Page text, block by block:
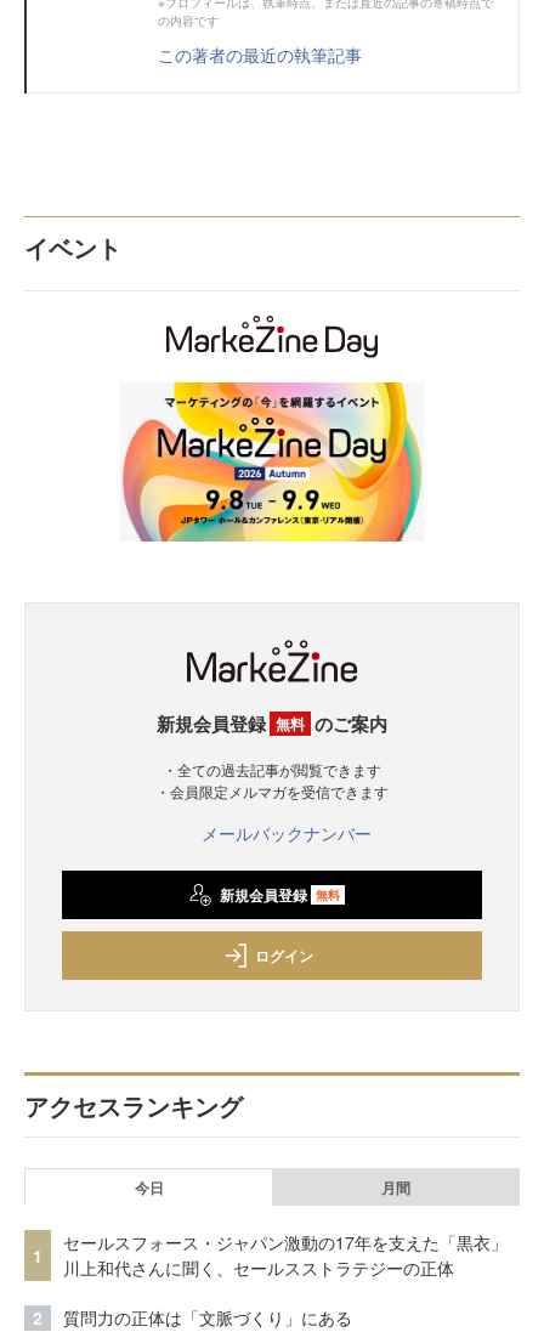
の内容です
この著者の最近の執筆記事
イベント
新規会員登録 無料 のご案内
・全ての過去記事が閲覧できます
・会員限定メルマガを受信できます
メールバックナンバー
新規会員登録 無料
ログイン
アクセスランキング
今日 月間
1
セールスフォース・ジャパン激動の17年を支えた「黒衣」
川上和代さんに聞く、セールスストラテジーの正体
2 質問力の正体は「文脈づくり」にある